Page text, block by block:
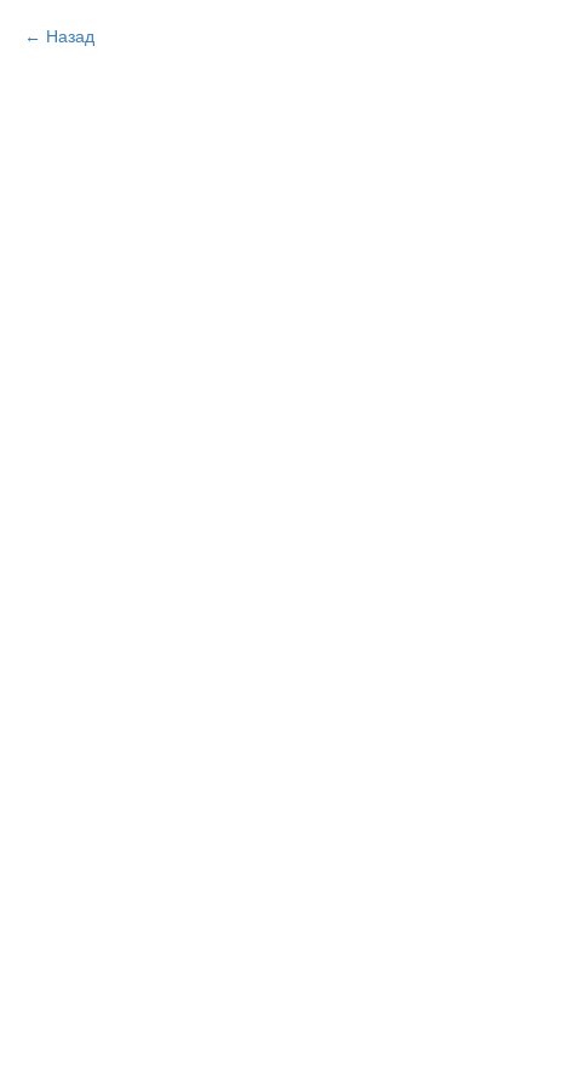
Назад